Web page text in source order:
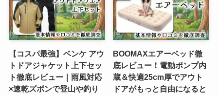
【コスパ最強】ベンケ アウ
トドアジャケット上下セッ
ト徹底レビュー｜雨風対応
×速乾ズボンで登山や釣り
BOOMAXエアーベッド徹
底レビュー！電動ポンプ内
蔵＆快適25cm厚でアウト
ドアがもっと自由になると